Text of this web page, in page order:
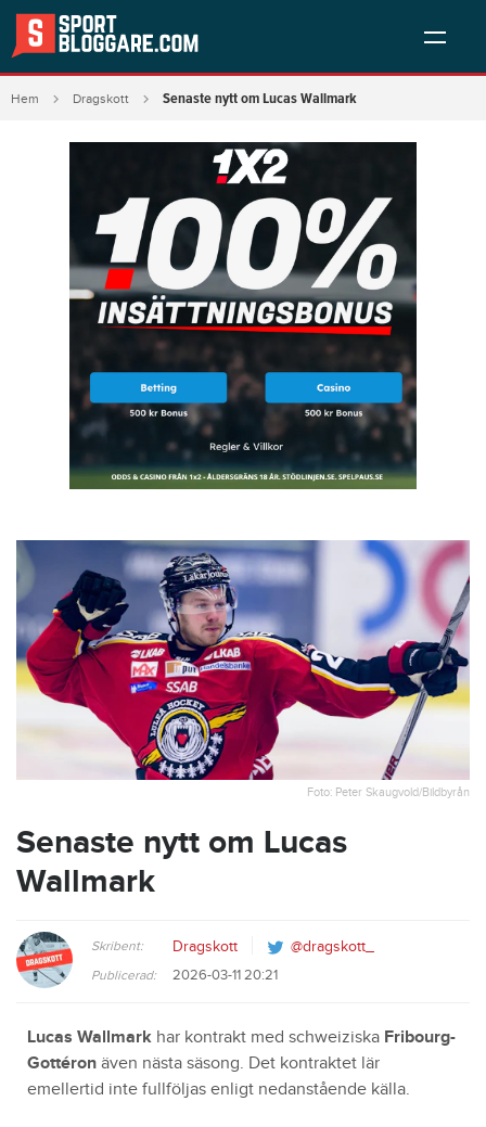
Hem Dragskott Senaste nytt om Lucas Wallmark
Foto: Peter Skaugvold/Bildbyrån
Senaste nytt om Lucas
Wallmark
Skribent: Dragskott @dragskott_
Publicerad: 2026-03-11 20:21
Lucas Wallmark har kontrakt med schweiziska Fribourg-
Gottéron även nästa säsong. Det kontraktet lär
emellertid inte fullföljas enligt nedanstående källa.